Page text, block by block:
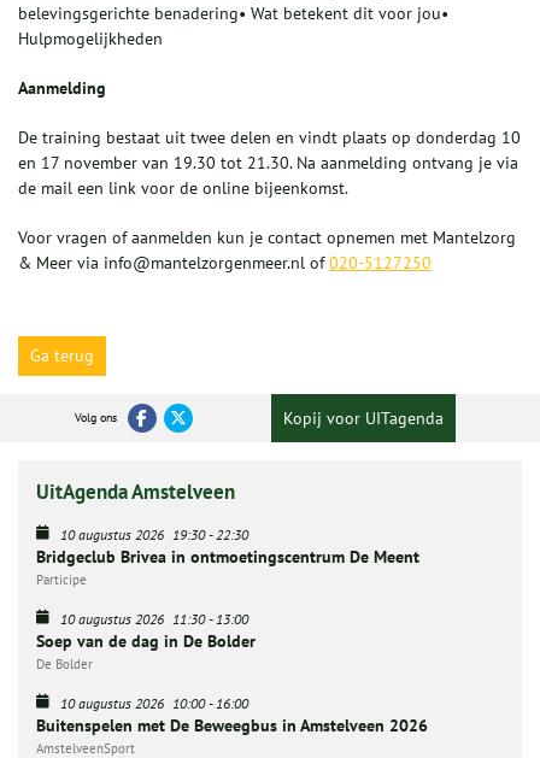
belevingsgerichte benadering• Wat betekent dit voor jou•
Hulpmogelijkheden
Aanmelding
De training bestaat uit twee delen en vindt plaats op donderdag 10
en 17 november van 19.30 tot 21.30. Na aanmelding ontvang je via
de mail een link voor de online bijeenkomst.
Voor vragen of aanmelden kun je contact opnemen met Mantelzorg
& Meer via info@mantelzorgenmeer.nl of020-5127250
Ga terug
Volg ons Kopij voor UITagenda
UitAgenda Amstelveen
10 augustus 2026 19:30- 22:30
Bridgeclub Brivea in ontmoetingscentrum De Meent
Participe
10 augustus 2026 11:30- 13:00
Soep van de dag in De Bolder
De Bolder
10 augustus 2026 10:00- 16:00
Buitenspelen met De Beweegbus in Amstelveen 2026
AmstelveenSport